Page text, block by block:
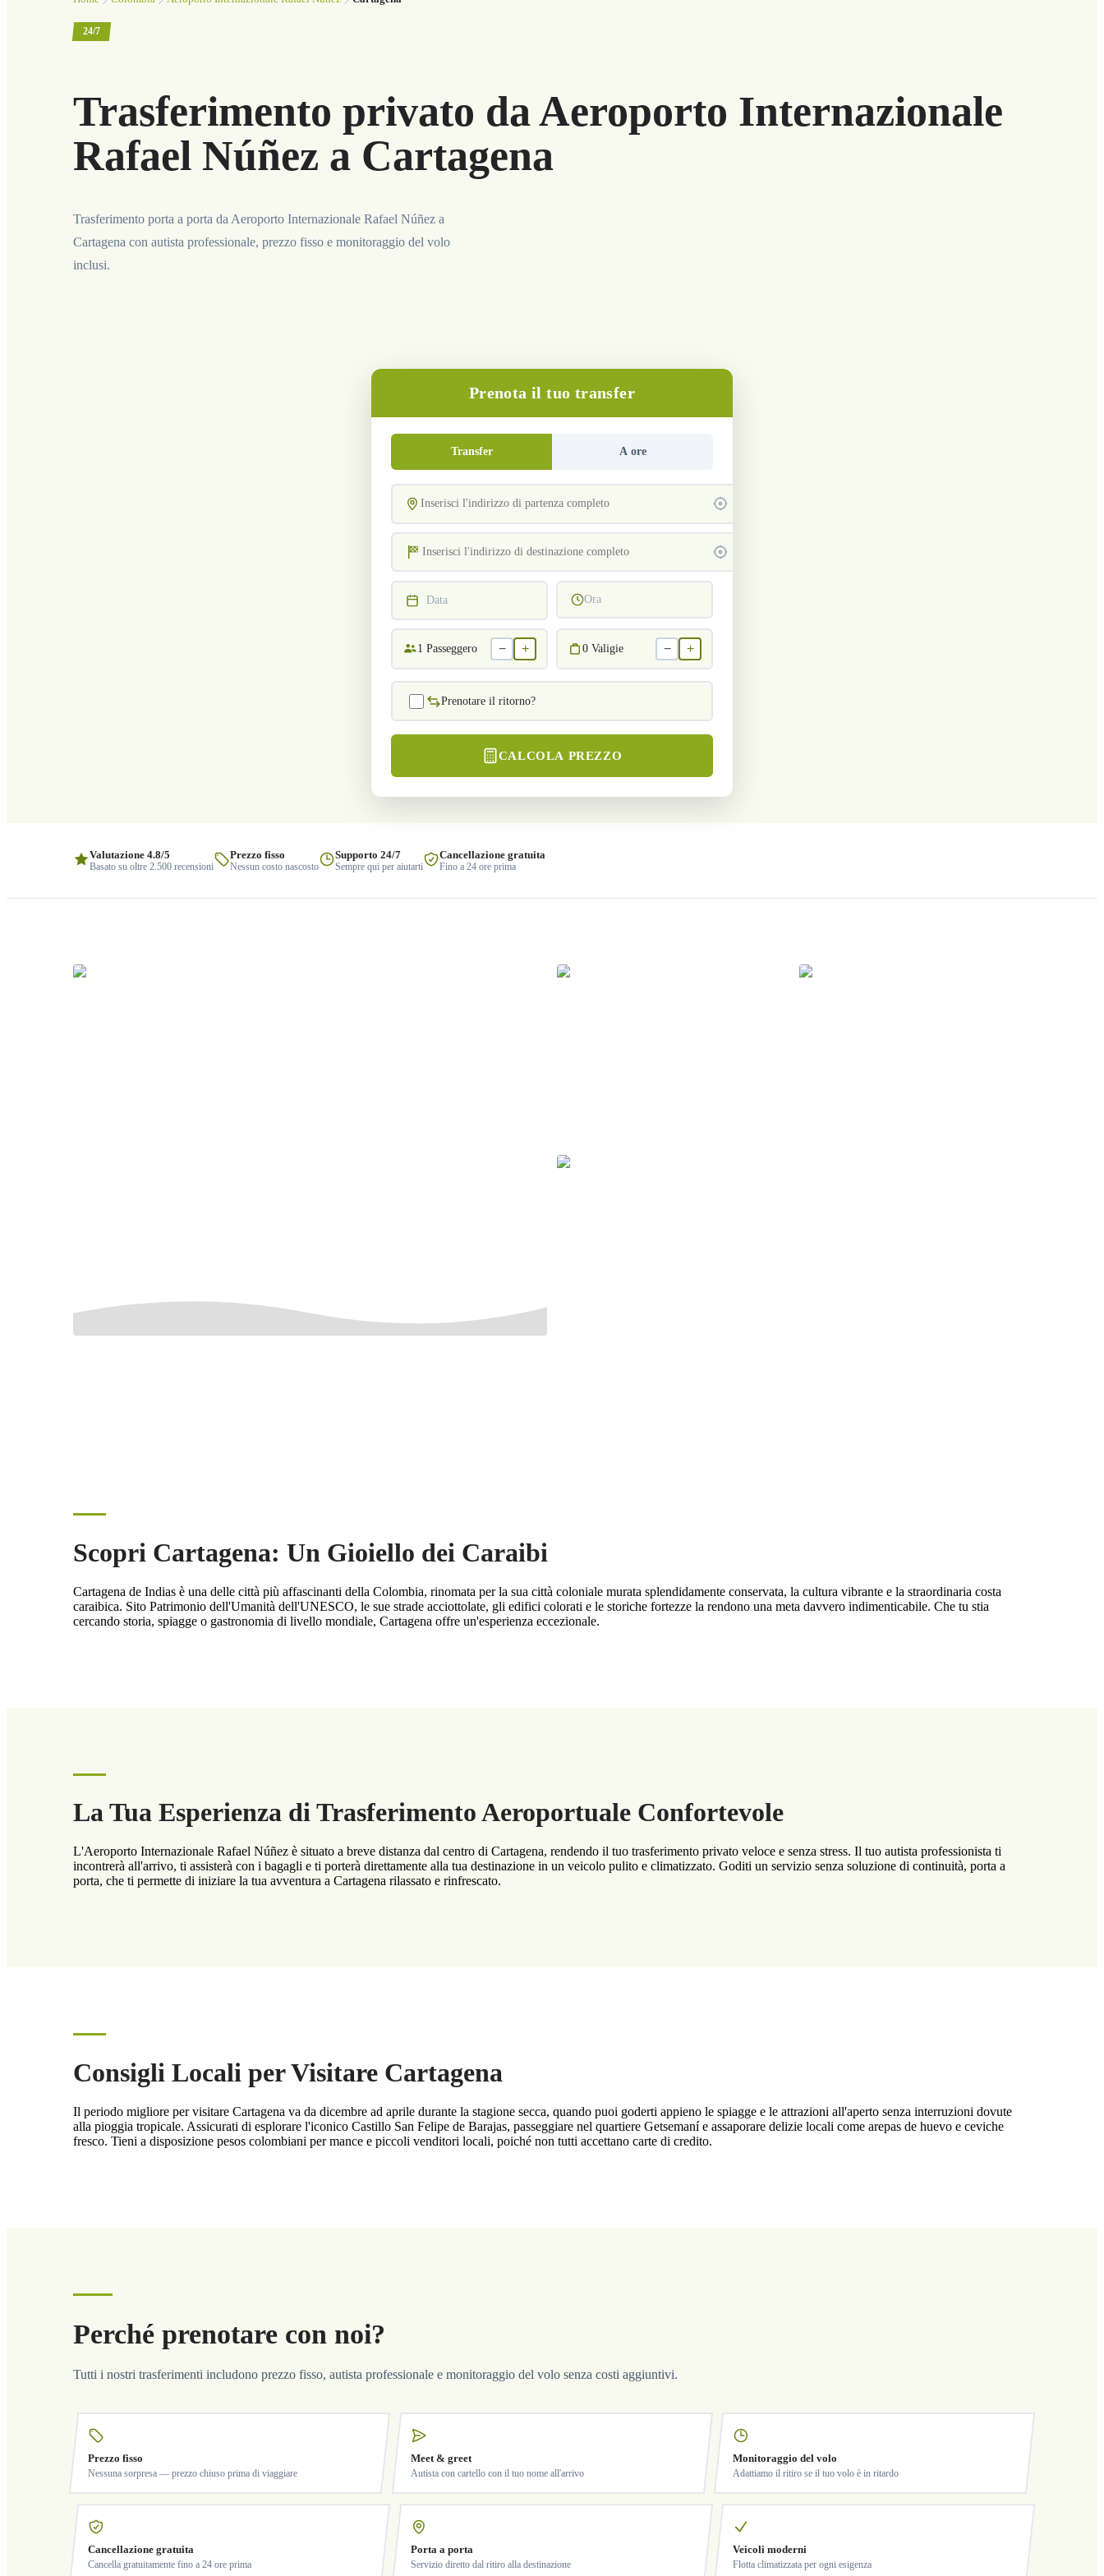
24/7
Trasferimento privato da Aeroporto Internazionale
Rafael Núñez a Cartagena
Trasferimento porta a porta da Aeroporto Internazionale Rafael Núñez a
Cartagena con autista professionale, prezzo fisso e monitoraggio del volo
inclusi.
Prenota il tuo transfer
Transfer A ore
Data Ora
1 Passeggero − + 0 Valigie − +
Prenotare il ritorno?
CALCOLA PREZZO
Valutazione 4.8/5
Basato su oltre 2.500 recensioni
Prezzo fisso
Nessun costo nascosto
Supporto 24/7
Sempre qui per aiutarti
Cancellazione gratuita
Fino a 24 ore prima
Scopri Cartagena: Un Gioiello dei Caraibi
Cartagena de Indias è una delle città più affascinanti della Colombia, rinomata per la sua città coloniale murata splendidamente conservata, la cultura vibrante e la straordinaria costa
caraibica. Sito Patrimonio dell'Umanità dell'UNESCO, le sue strade acciottolate, gli edifici colorati e le storiche fortezze la rendono una meta davvero indimenticabile. Che tu stia
cercando storia, spiagge o gastronomia di livello mondiale, Cartagena offre un'esperienza eccezionale.
La Tua Esperienza di Trasferimento Aeroportuale Confortevole
L'Aeroporto Internazionale Rafael Núñez è situato a breve distanza dal centro di Cartagena, rendendo il tuo trasferimento privato veloce e senza stress. Il tuo autista professionista ti
incontrerà all'arrivo, ti assisterà con i bagagli e ti porterà direttamente alla tua destinazione in un veicolo pulito e climatizzato. Goditi un servizio senza soluzione di continuità, porta a
porta, che ti permette di iniziare la tua avventura a Cartagena rilassato e rinfrescato.
Consigli Locali per Visitare Cartagena
Il periodo migliore per visitare Cartagena va da dicembre ad aprile durante la stagione secca, quando puoi goderti appieno le spiagge e le attrazioni all'aperto senza interruzioni dovute
alla pioggia tropicale. Assicurati di esplorare l'iconico Castillo San Felipe de Barajas, passeggiare nel quartiere Getsemaní e assaporare delizie locali come arepas de huevo e ceviche
fresco. Tieni a disposizione pesos colombiani per mance e piccoli venditori locali, poiché non tutti accettano carte di credito.
Perché prenotare con noi?
Tutti i nostri trasferimenti includono prezzo fisso, autista professionale e monitoraggio del volo senza costi aggiuntivi.
Prezzo fisso
Nessuna sorpresa — prezzo chiuso prima di viaggiare
Meet & greet
Autista con cartello con il tuo nome all'arrivo
Monitoraggio del volo
Adattiamo il ritiro se il tuo volo è in ritardo
Cancellazione gratuita
Cancella gratuitamente fino a 24 ore prima
Porta a porta
Servizio diretto dal ritiro alla destinazione
Veicoli moderni
Flotta climatizzata per ogni esigenza